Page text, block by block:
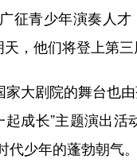
征青少年演奏人
天，他们将登上第
剧院的舞台也由
起成长”主题演出
代少年的蓬勃朝气